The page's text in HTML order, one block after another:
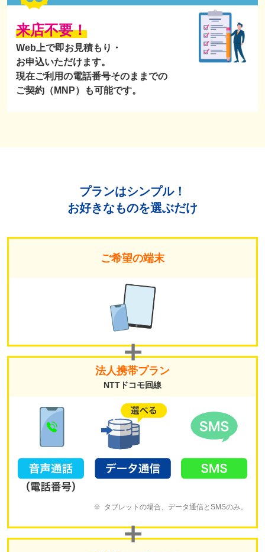
来店不要！
Web上で即お見積もり・
お申込いただけます。
現在ご利用の電話番号そのままでの
ご契約（MNP）も可能です。
プランはシンプル！
お好きなものを選ぶだけ
ご希望の端末
法人携帯プラン
NTTドコモ回線
タブレットの場合、データ通信とSMSのみ。